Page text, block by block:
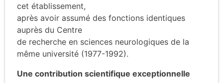
cet établissement,
après avoir assumé des fonctions identiques
auprès du Centre
de recherche en sciences neurologiques de la
même université (1977-1992).
Une contribution scientifique exceptionnelle